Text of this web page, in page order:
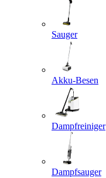
Sauger
Akku-Besen
Dampfreiniger
Dampfsauger